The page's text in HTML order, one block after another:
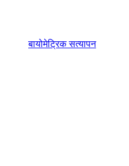
बायोमेट्रिक सत्यापन